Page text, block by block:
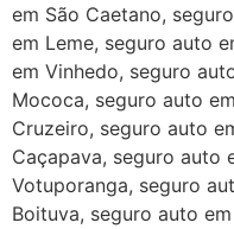
em São Caetano,
em Leme, seguro auto
em Vinhedo, seguro
Mococa, seguro auto
Cruzeiro, seguro auto
Caçapava, seguro auto
Votuporanga, seguro
Boituva, seguro auto